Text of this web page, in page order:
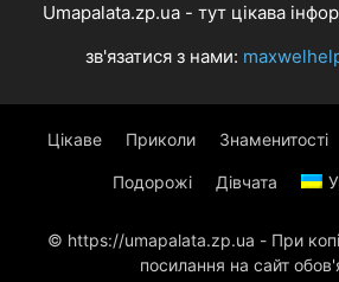
Umapalata.zp.ua - тут цікава
зв'язатися з нами:
Цікаве Приколи Знаменитості
Подорожі Дівчата
© https://umapalata.zp.ua - При
посилання на сайт